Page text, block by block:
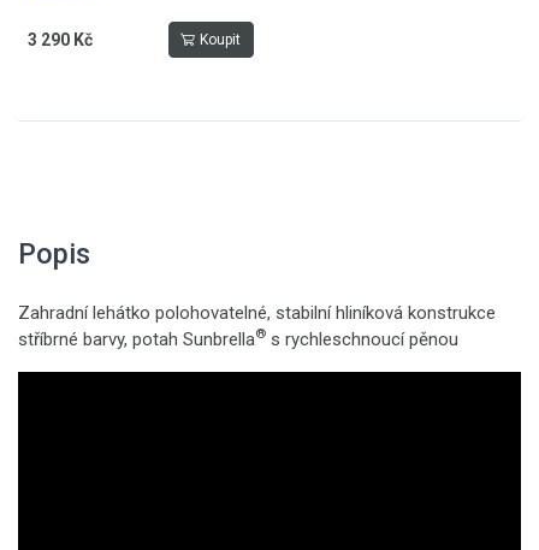
3 290 Kč Koupit
Popis
Zahradní lehátko polohovatelné, stabilní hliníková konstrukce
stříbrné barvy, potah Sunbrella® s rychleschnoucí pěnou